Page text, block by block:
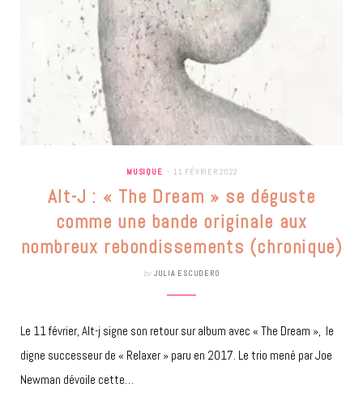
MUSIQUE 11 FÉVRIER 2022
Alt-J : « The Dream » se déguste
comme une bande originale aux
nombreux rebondissements (chronique)
by JULIA ESCUDERO
Le 11 février, Alt-j signe son retour sur album avec « The Dream », le
digne successeur de « Relaxer » paru en 2017. Le trio mené par Joe
Newman dévoile cette…